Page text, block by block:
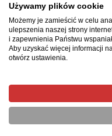
Przesyłki
Używamy plików cookie
Możemy je zamieścić w celu
ulepszenia naszej strony
i zapewnienia Państwu
Aby uzyskać więcej informacji
otwórz ustawienia.